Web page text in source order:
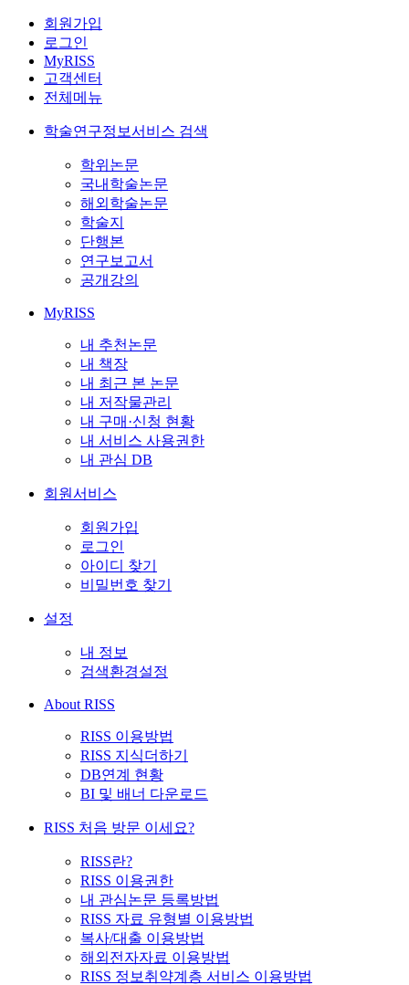
회원가입
로그인
MyRISS
고객센터
전체메뉴
학술연구정보서비스 검색
학위논문
국내학술논문
해외학술논문
학술지
단행본
연구보고서
공개강의
MyRISS
내 추천논문
내 책장
내 최근 본 논문
내 저작물관리
내 구매·신청 현황
내 서비스 사용권한
내 관심 DB
회원서비스
회원가입
로그인
아이디 찾기
비밀번호 찾기
설정
내 정보
검색환경설정
About RISS
RISS 이용방법
RISS 지식더하기
DB연계 현황
BI 및 배너 다운로드
RISS 처음 방문 이세요?
RISS란?
RISS 이용권한
내 관심논문 등록방법
RISS 자료 유형별 이용방법
복사/대출 이용방법
해외전자자료 이용방법
RISS 정보취약계층 서비스 이용방법